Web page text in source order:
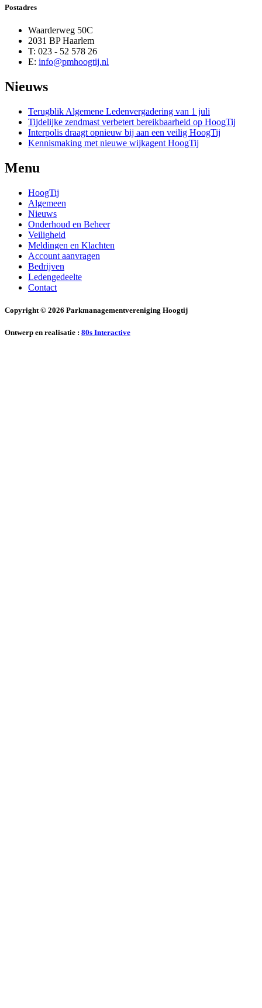
Postadres
Waarderweg 50C
2031 BP Haarlem
T: 023 - 52 578 26
E: info@pmhoogtij.nl
Nieuws
Terugblik Algemene Ledenvergadering van 1 juli
Tijdelijke zendmast verbetert bereikbaarheid op HoogTij
Interpolis draagt opnieuw bij aan een veilig HoogTij
Kennismaking met nieuwe wijkagent HoogTij
Menu
HoogTij
Algemeen
Nieuws
Onderhoud en Beheer
Veiligheid
Meldingen en Klachten
Account aanvragen
Bedrijven
Ledengedeelte
Contact
Copyright © 2026 Parkmanagementvereniging Hoogtij
Ontwerp en realisatie : 80s Interactive